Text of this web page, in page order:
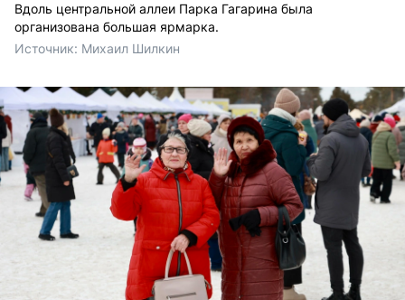
Вдоль центральной аллеи Парка Гагарина была
организована большая ярмарка.
Источник: Михаил Шилкин